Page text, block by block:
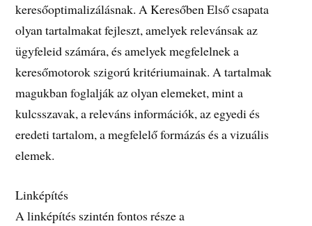
keresőoptimalizálásnak. A Keresőben Első csapata
olyan tartalmakat fejleszt, amelyek relevánsak az
ügyfeleid számára, és amelyek megfelelnek a
keresőmotorok szigorú kritériumainak. A tartalmak
magukban foglalják az olyan elemeket, mint a
kulcsszavak, a releváns információk, az egyedi és
eredeti tartalom, a megfelelő formázás és a vizuális
elemek.
Linképítés
A linképítés szintén fontos része a